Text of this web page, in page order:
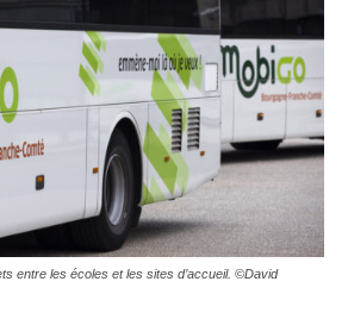
entre les écoles et les sites d’accueil. ©David